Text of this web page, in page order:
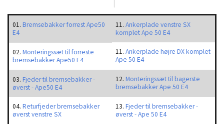
01.Bremsebakker forrest Ape50
E4
11.Ankerplade venstre SX
komplet Ape 50 E4
02.Monteringssæt til forreste
bremsebakker Ape50 E4
11.Ankerplade højre DX komplet
Ape 50 E4
03.Fjeder til bremsebakker -
øverst - Ape50 E4
12.Monteringssæt til bagerste
bremsebakker Ape 50 E4
04.Returfjeder bremsebakker
øverst venstre SX
13.Fjeder til bremsebakker -
øverst - Ape 50 E4